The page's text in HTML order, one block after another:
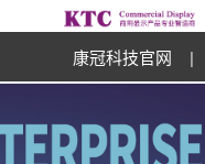
康冠科技官网 |